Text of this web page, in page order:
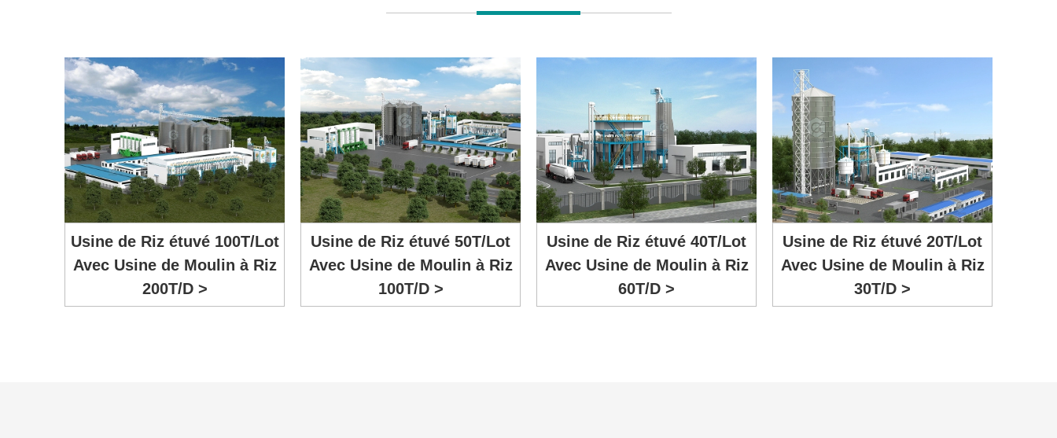
Usine de Riz étuvé 100T/Lot
Avec Usine de Moulin à Riz
200T/D >
Usine de Riz étuvé 50T/Lot
Avec Usine de Moulin à Riz
100T/D >
Usine de Riz étuvé 40T/Lot
Avec Usine de Moulin à Riz
60T/D >
Usine de Riz étuvé 20T/Lot
Avec Usine de Moulin à Riz
30T/D >